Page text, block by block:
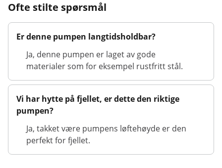
Ofte stilte spørsmål
Er denne pumpen langtidsholdbar?
Ja, denne pumpen er laget av gode
materialer som for eksempel rustfritt stål.
Vi har hytte på fjellet, er dette den riktige
pumpen?
Ja, takket være pumpens løftehøyde er den
perfekt for fjellet.